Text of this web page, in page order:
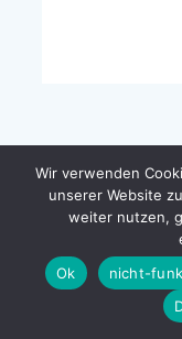
Wir verwenden
unserer Website
weiter nutzen,
Ok
nicht-